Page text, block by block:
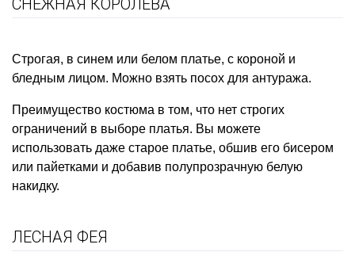
Строгая, в синем или белом платье, с короной и
бледным лицом. Можно взять посох для антуража.
Преимущество костюма в том, что нет строгих
ограничений в выборе платья. Вы можете
использовать даже старое платье, обшив его бисером
или пайетками и добавив полупрозрачную белую
накидку.
ЛЕСНАЯ ФЕЯ